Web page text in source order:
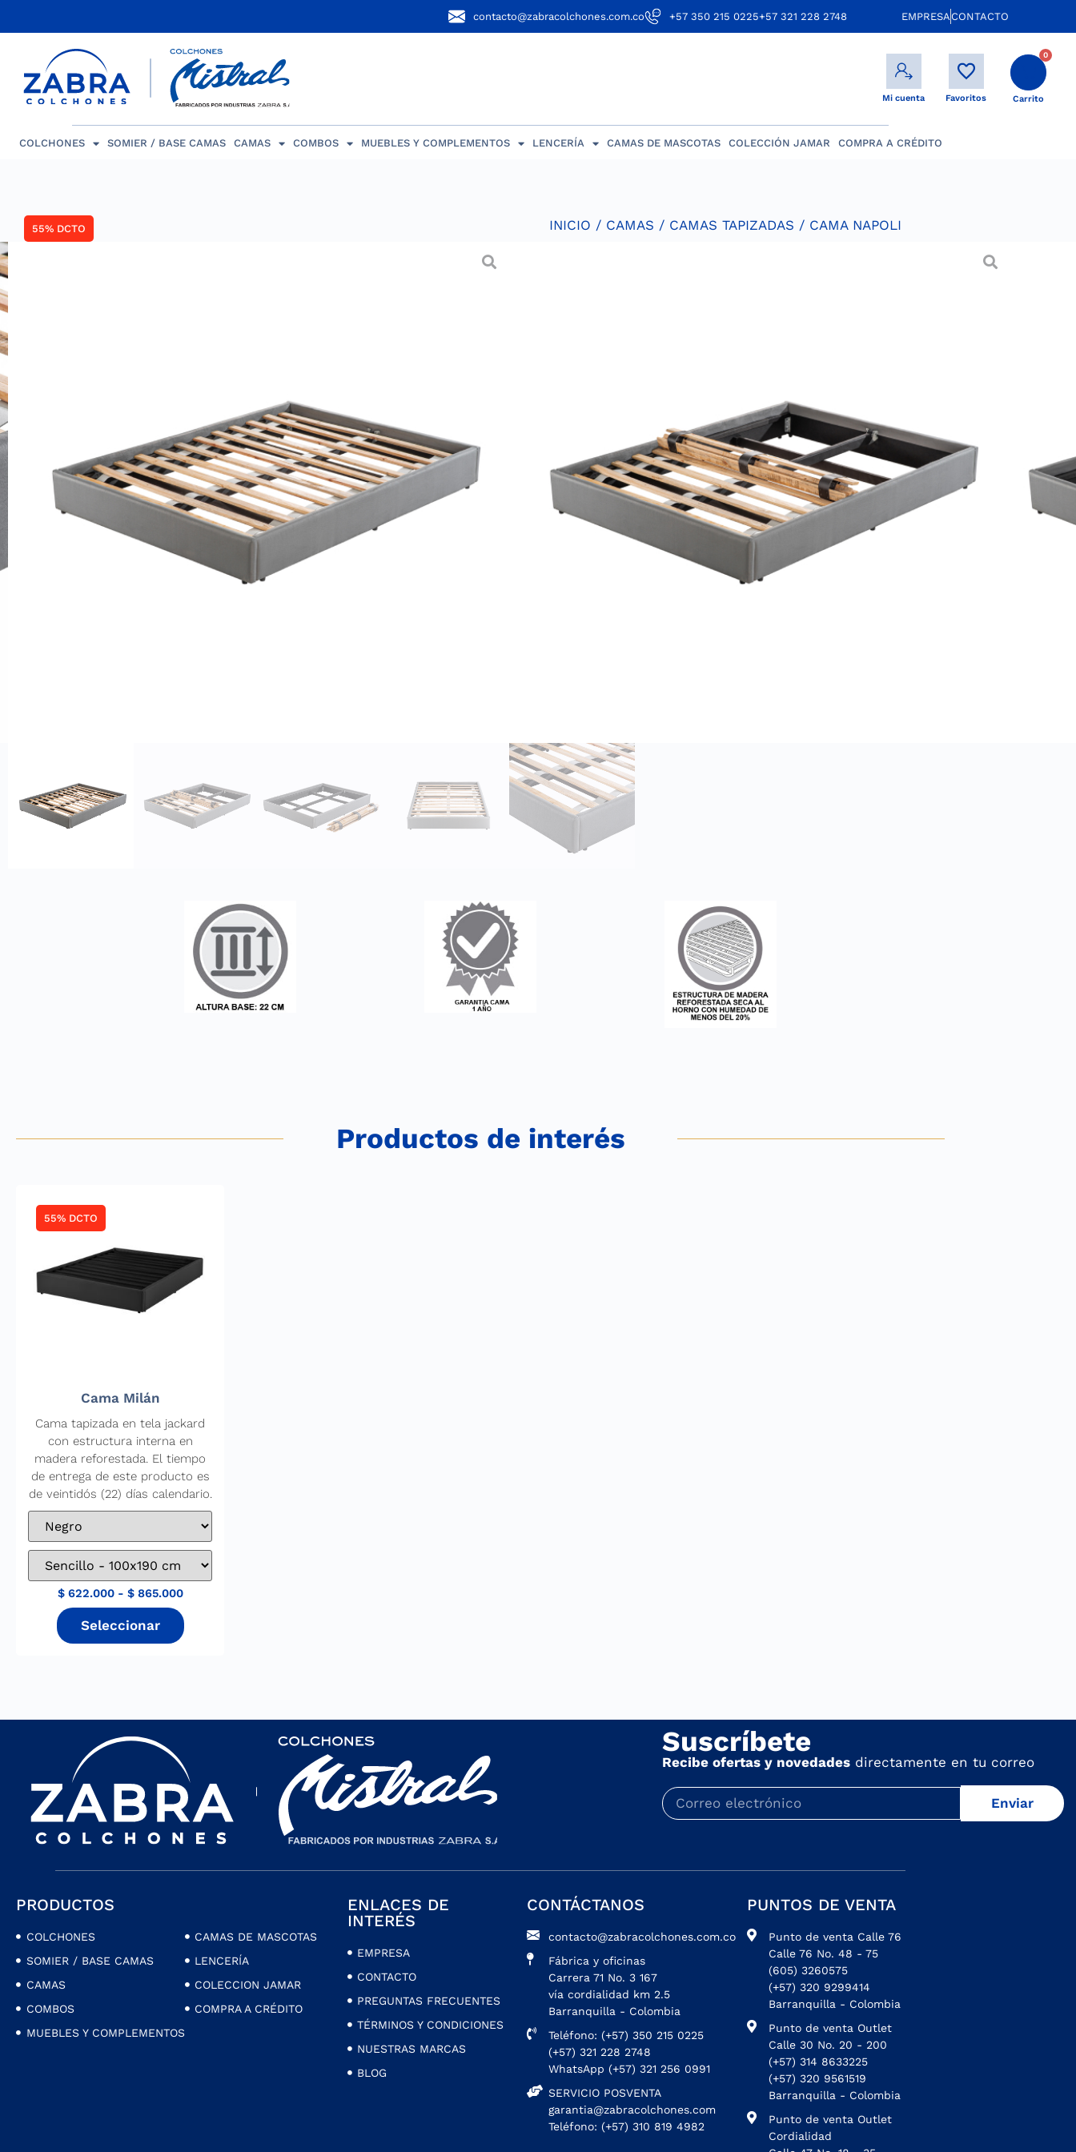
contacto@zabracolchones.com.co +57 350 215 0225+57 321 228 2748 EMPRESA CONTACTO
Mi cuenta Favoritos
0
Carrito
COLCHONES SOMIER / BASE CAMAS CAMAS COMBOS MUEBLES Y COMPLEMENTOS LENCERÍA CAMAS DE MASCOTAS COLECCIÓN JAMAR COMPRA A CRÉDITO
55% DCTO INICIO / CAMAS / CAMAS TAPIZADAS / CAMA NAPOLI
madera reforestada. El tiempo de entrega de este producto es
de veintidós (22) días calendario.
Tamaño
Productos de interés
55% DCTO
Cama Milán
Cama tapizada en tela jackard
con estructura interna en
madera reforestada. El tiempo
de entrega de este producto es
de veintidós (22) días calendario.
$622.000 - $865.000
Suscríbete
Recibe ofertas y novedadesdirectamente en tu correo
Enviar
PRODUCTOS
COLCHONES
SOMIER / BASE CAMAS
CAMAS
COMBOS
MUEBLES Y COMPLEMENTOS
CAMAS DE MASCOTAS
LENCERÍA
COLECCION JAMAR
COMPRA A CRÉDITO
ENLACES DE
INTERÉS
EMPRESA
CONTACTO
PREGUNTAS FRECUENTES
TÉRMINOS Y CONDICIONES
NUESTRAS MARCAS
BLOG
CONTÁCTANOS
contacto@zabracolchones.com.co
Fábrica y oficinas
Carrera 71 No. 3 167
vía cordialidad km 2.5
Barranquilla - Colombia
Teléfono: (+57) 350 215 0225
(+57) 321 228 2748
WhatsApp (+57) 321 256 0991
SERVICIO POSVENTA
garantia@zabracolchones.com
Teléfono: (+57) 310 819 4982
PUNTOS DE VENTA
Punto de venta Calle 76
Calle 76 No. 48 - 75
(605) 3260575
(+57) 320 9299414
Barranquilla - Colombia
Punto de venta Outlet
Calle 30 No. 20 - 200
(+57) 314 8633225
(+57) 320 9561519
Barranquilla - Colombia
Punto de venta Outlet
Cordialidad